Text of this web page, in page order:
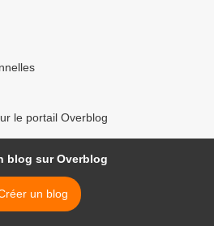
le portail Overblog
blog sur Overblog
un blog